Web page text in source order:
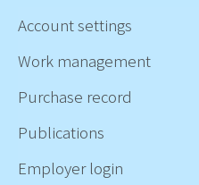
Account settings
Work management
Purchase record
Publications
Employer login